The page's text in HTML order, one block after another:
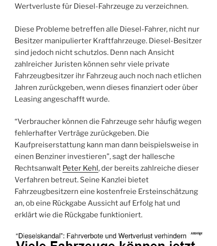
Wertverluste für Diesel-Fahrzeuge zu verzeichnen.
Diese Probleme betreffen alle Diesel-Fahrer, nicht nur
Besitzer manipulierter Kraftfahrzeuge. Diesel-Besitzer
sind jedoch nicht schutzlos. Denn nach Ansicht
zahlreicher Juristen können sehr viele private
Fahrzeugbesitzer ihr Fahrzeug auch noch nach etlichen
Jahren zurückgeben, wenn dieses finanziert oder über
Leasing angeschafft wurde.
“Verbraucher können die Fahrzeuge sehr häufig wegen
fehlerhafter Verträge zurückgeben. Die
Kaufpreiserstattung kann man dann beispielsweise in
einen Benziner investieren”, sagt der hallesche
Rechtsanwalt Peter Kehl, der bereits zahlreiche dieser
Verfahren betreut. Seine Kanzlei bietet
Fahrzeugbesitzern eine kostenfreie Ersteinschätzung
an, ob eine Rückgabe Aussicht auf Erfolg hat und
erklärt wie die Rückgabe funktioniert.